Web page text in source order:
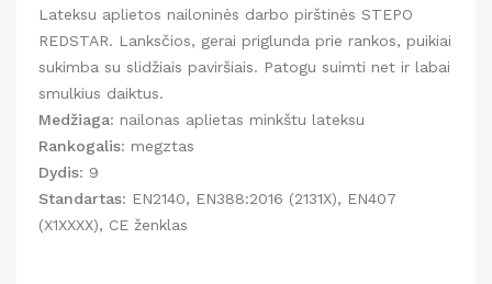
Lateksu aplietos nailoninės darbo pirštinės STEPO
REDSTAR. Lanksčios, gerai priglunda prie rankos, puikiai
sukimba su slidžiais paviršiais. Patogu suimti net ir labai
smulkius daiktus.
Medžiaga: nailonas aplietas minkštu lateksu
Rankogalis: megztas
Dydis: 9
Standartas: EN2140, EN388:2016 (2131X), EN407
(X1XXXX), CE ženklas